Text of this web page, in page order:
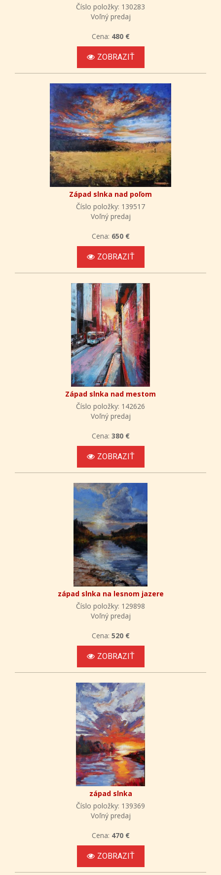
Číslo položky: 130283
Voľný predaj
Cena: 480 €
ZOBRAZIŤ
Západ slnka nad poľom
Číslo položky: 139517
Voľný predaj
Cena: 650 €
ZOBRAZIŤ
Západ slnka nad mestom
Číslo položky: 142626
Voľný predaj
Cena: 380 €
ZOBRAZIŤ
západ slnka na lesnom jazere
Číslo položky: 129898
Voľný predaj
Cena: 520 €
ZOBRAZIŤ
západ slnka
Číslo položky: 139369
Voľný predaj
Cena: 470 €
ZOBRAZIŤ